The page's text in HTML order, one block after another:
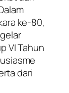
ke-80,
VI Tahun
dari